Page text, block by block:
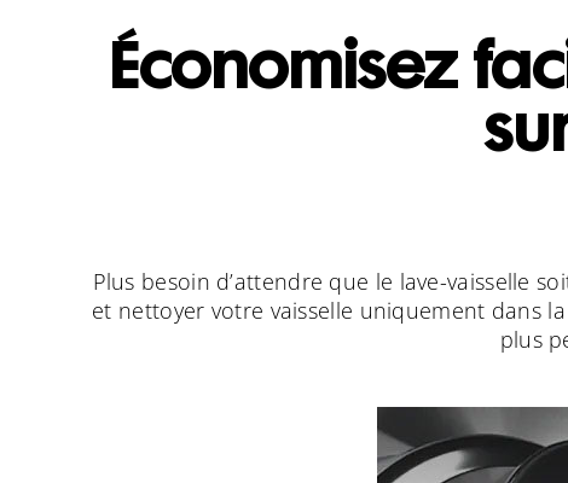
Économisez
Plus besoin d’attendre que le lave-vaisselle
et nettoyer votre vaisselle uniquement dans
plus